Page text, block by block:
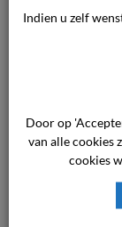
terug
Indien u zelf
Door op
van alle cookies
cookies